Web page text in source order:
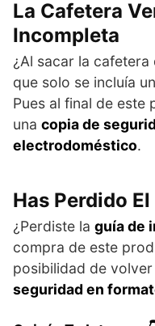
La Cafetera
Incompleta
¿Al sacar la
que solo se incluía
Pues al final de este
una copia de
electrodoméstico.
Has Perdido
¿Perdiste la guía de
compra de este
posibilidad de
seguridad en